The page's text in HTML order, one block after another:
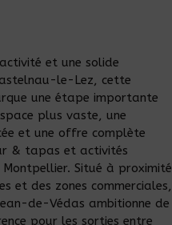
et une solide
le-Lez, cette
une étape importante
plus vaste, une
et une offre complète
& tapas et activités
Situé à proximité
et des zones commerciales,
de-Védas ambitionne de
pour les sorties entre